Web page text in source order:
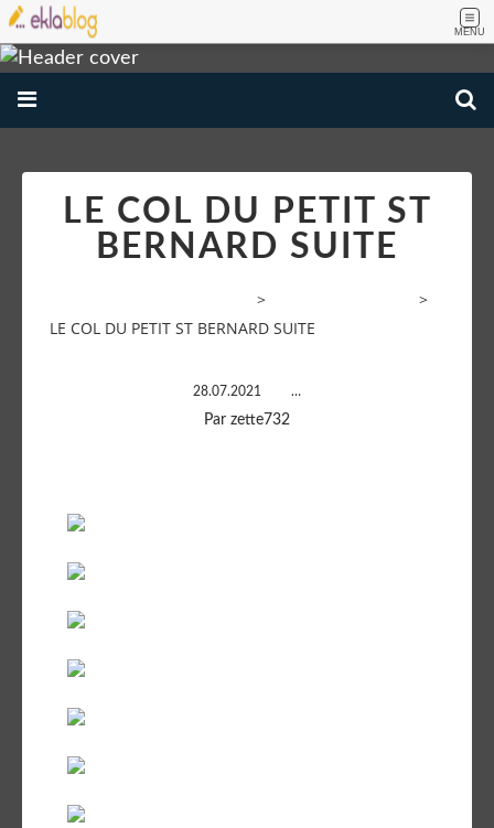
MENU
LE COL DU PETIT ST
BERNARD SUITE
>
>
LE COL DU PETIT ST BERNARD SUITE
28.07.2021 …
Par zette732